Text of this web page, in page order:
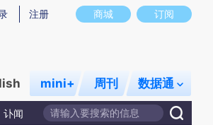
意图存在偏差。不代表财新观点和立场。推荐点击
商城 订阅
注册
mini+ 周刊 数据通
讣闻